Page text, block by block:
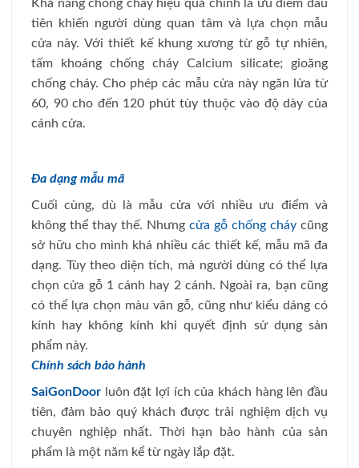
Khả năng chống cháy hiệu quả chính là ưu điểm đầu
tiên khiến người dùng quan tâm và lựa chọn mẫu
cửa này. Với thiết kế khung xương từ gỗ tự nhiên,
tấm khoáng chống cháy Calcium silicate; gioăng
chống cháy. Cho phép các mẫu cửa này ngăn lửa từ
60, 90 cho đến 120 phút tùy thuộc vào độ dày của
cánh cửa.
Đa dạng mẫu mã
Cuối cùng, dù là mẫu cửa với nhiều ưu điểm và
không thể thay thế. Nhưng cửa gỗ chống cháy cũng
sở hữu cho mình khá nhiều các thiết kế, mẫu mã đa
dạng. Tùy theo diện tích, mà người dùng có thể lựa
chọn cửa gỗ 1 cánh hay 2 cánh. Ngoài ra, bạn cũng
có thể lựa chọn màu vân gỗ, cũng như kiểu dáng có
kính hay không kính khi quyết định sử dụng sản
phẩm này.
Chính sách bảo hành
SaiGonDoor luôn đặt lợi ích của khách hàng lên đầu
tiên, đảm bảo quý khách được trải nghiệm dịch vụ
chuyên nghiệp nhất. Thời hạn bảo hành của sản
phẩm là một năm kể từ ngày lắp đặt.